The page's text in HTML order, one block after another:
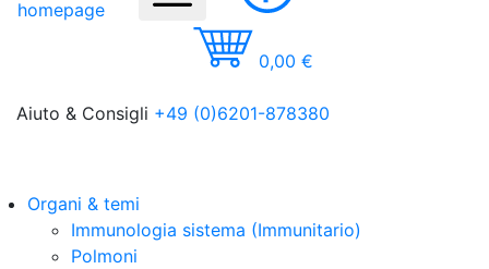
0,00 €
Aiuto & Consigli +49 (0)6201-878380
Organi & temi
Immunologia sistema (Immunitario)
Polmoni